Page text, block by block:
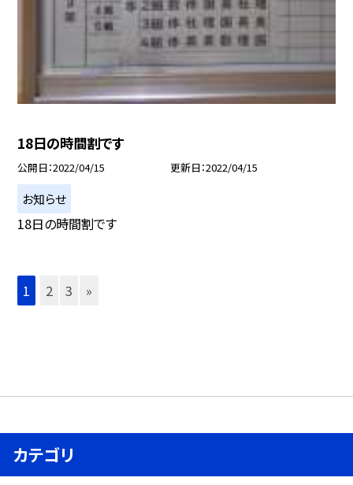
18日の時間割です
公開日 2022/04/15 更新日 2022/04/15
お知らせ
18日の時間割です
1 2 3 »
カテゴリ